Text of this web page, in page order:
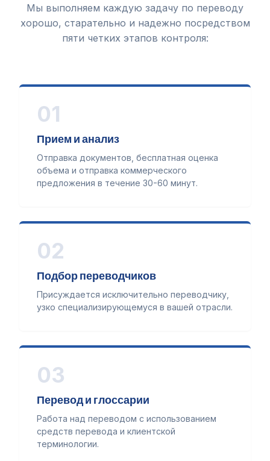
Мы выполняем каждую задачу по переводу
хорошо, старательно и надежно посредством
пяти четких этапов контроля:
01
Прием и анализ
Отправка документов, бесплатная оценка
объема и отправка коммерческого
предложения в течение 30-60 минут.
02
Подбор переводчиков
Присуждается исключительно переводчику,
узко специализирующемуся в вашей отрасли.
03
Перевод и глоссарии
Работа над переводом с использованием
средств перевода и клиентской
терминологии.